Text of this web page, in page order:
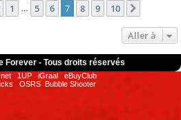
sur 10
Précédente
1 5 6 7 8 9 10
Aller à
Forever - Tous droits réservés
1UP iGraal
eBuyClub
OSRS Bubble Shooter